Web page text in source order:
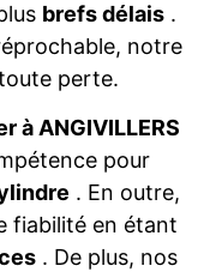
brefs délais .
notre
perte.
à ANGIVILLERS
pour
. En outre,
fiabilité en étant
. De plus, nos